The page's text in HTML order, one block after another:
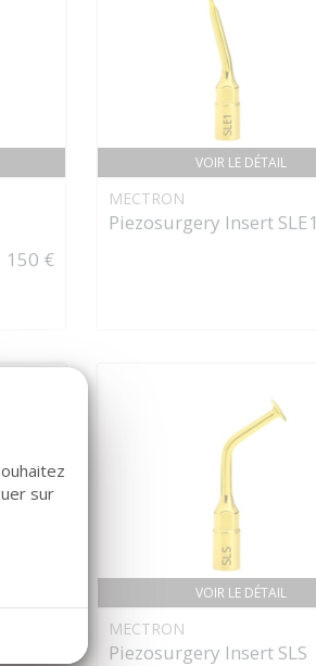
150 €
VOIR LE DÉTAIL
MECTRON
Piezosurgery Insert SLE1
VOIR LE DÉTAIL
MECTRON
Piezosurgery Insert SLS
sur